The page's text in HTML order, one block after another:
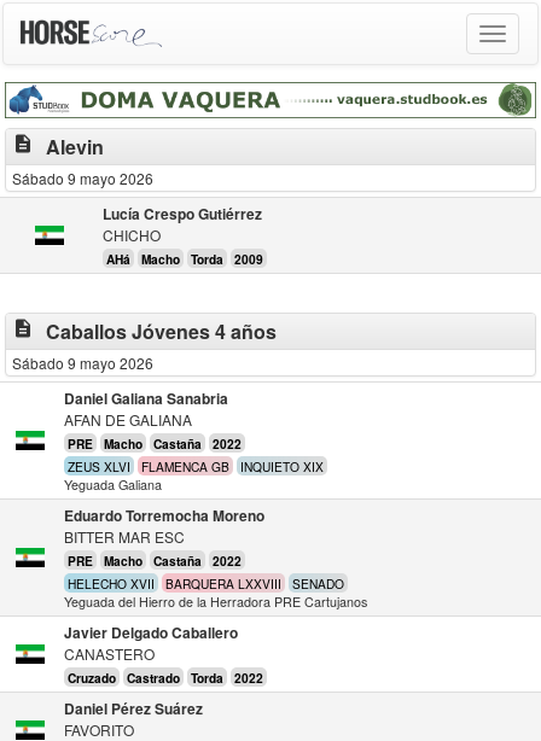
Toggle
description Alevin
Sábado 9 mayo 2026
Lucía Crespo Gutiérrez
CHICHO
AHá Macho Torda 2009
description Caballos Jóvenes 4 años
Sábado 9 mayo 2026
Daniel Galiana Sanabria
AFAN DE GALIANA
PRE Macho Castaña 2022
ZEUS XLVI FLAMENCA GB
INQUIETO XIX
Yeguada Galiana
Eduardo Torremocha Moreno
BITTER MAR ESC
PRE Macho Castaña 2022
HELECHO XVII BARQUERA LXXVIII
SENADO
Yeguada del Hierro de la Herradora PRE Cartujanos
Javier Delgado Caballero
CANASTERO
Cruzado Castrado Torda 2022
Daniel Pérez Suárez
FAVORITO